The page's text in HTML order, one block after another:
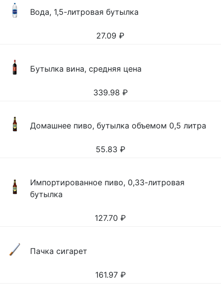
Вода, 1,5-литровая бутылка
27.09 ₽
Бутылка вина, средняя цена
339.98 ₽
Домашнее пиво, бутылка объемом 0,5 литра
55.83 ₽
Импортированное пиво, 0,33-литровая
бутылка
127.70 ₽
Пачка сигарет
161.97 ₽